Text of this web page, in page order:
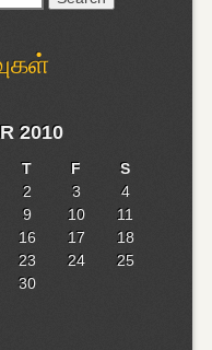
2010
T F
S
2 3
4
9 10
11
16 17
18
23 24
25
30